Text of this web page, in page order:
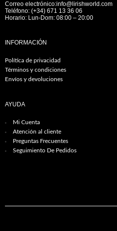
Correo electrónico:info@lirishworld.com
Teléfono: (+34) 671 13 36 06
Horario: Lun-Dom: 08:00 – 20:00
INFORMACIÓN
Política de privacidad
Términos y condiciones
Envíos y devoluciones
AYUDA
Mi Cuenta
Atención al cliente
Preguntas Frecuentes
Seguimiento De Pedidos